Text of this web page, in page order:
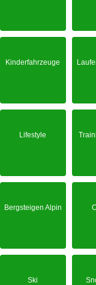
Kinderfahrzeuge
Lifestyle
Bergsteigen Alpin
Ski